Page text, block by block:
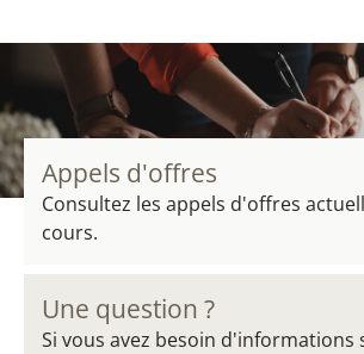
Appels d'offres
Consultez les appels d'offres
cours.
Une question ?
Si vous avez besoin d'informations